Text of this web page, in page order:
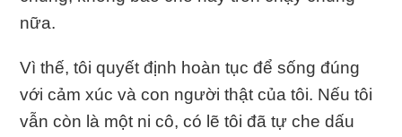
nữa.
Vì thế, tôi quyết định hoàn tục để sống đúng
với cảm xúc và con người thật của tôi. Nếu tôi
vẫn còn là một ni cô, có lẽ tôi đã tự che dấu